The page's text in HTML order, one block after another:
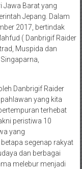
Jawa Barat yang
Jepang. Dalam
2017, bertindak
( Danbrigif Raider
Muspida dan
Danbrigif Raider
yang kita
terhebat
peristiwa 10
yang
segenap rakyat
dan berbagai
melebur menjadi